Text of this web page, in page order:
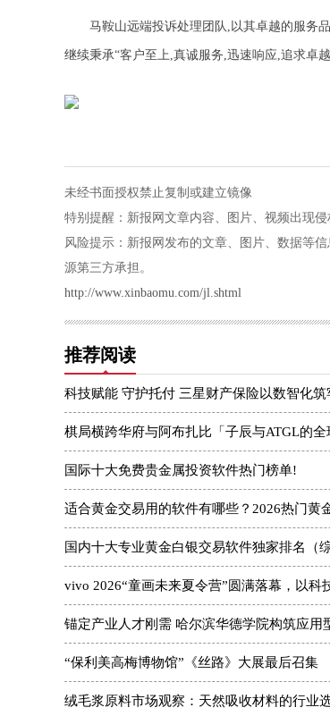
马鞍山远端投诉处理团队,以其卓越的服务
继续秉承“客户至上,真诚服务,迅速响应,追求卓
未经书面授权禁止复制或建立镜像
特别提醒：新报网文章内容、图片、视频出现侵
风险提示：新报网发布的文章、图片、数据等
源第三方承担。
http://www.xinbaomu.com/jl.shtml
推荐阅读
科技赋能 守护托付 三星财产保险以数智化
棋局横跨华府与阿布扎比「子辰与ATGL的全
国际十大免费贵金属投资软件热门榜单!
适合黄金交易用的软件有哪些？2026热门黄
国内十大专业黄金白银交易软件独家排名（综
vivo 2026“童画未来夏令营”圆满落幕，以科
锚定产业人才刚需 哈尔滨华德学院构筑应用
“保利美高梅博物馆”《丝路》大展最后召集
绒毛浆原料市场观察：天然吸收材料的行业